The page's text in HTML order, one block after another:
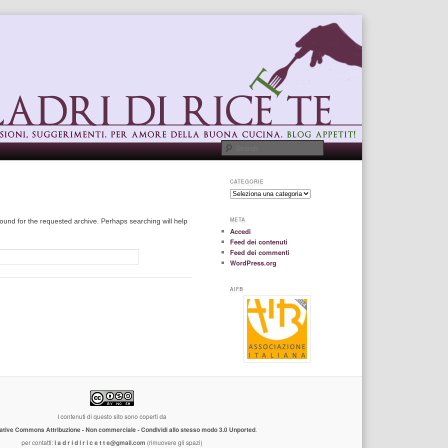
Search
for the requested archive. Perhaps searching will help
CATEGORIE
categorie
META
Accedi
Feed dei contenuti
Feed dei commenti
WordPress.org
AIFB
I contenuti di questo sito sono coperti da
Commons Attribuzione - Non commerciale - Condividi allo stesso modo 3.0 Unported.
per contatti:l a d r i d i r i c e t t e@gmail.com (rimuovere gli spazi)